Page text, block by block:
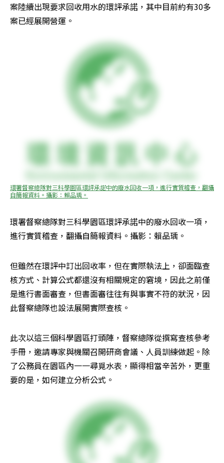
案陸續出現要求回收用水的環評承諾，其中目前約有30多
案已經展開營運。
環署督察總隊對三科學園區環評承諾中的廢水回收一項，進行實質稽查，翻攝
自簡報資料。攝影：賴品瑀。
環署督察總隊對三科學園區環評承諾中的廢水回收一項，
進行實質稽查，翻攝自簡報資料。攝影：賴品瑀。
但雖然在環評中訂出回收率，但在實際執法上，卻面臨查
核方式、計算公式都還沒有相關規定的窘境，因此之前僅
是進行書面審查，但書面審往往有與事實不符的狀況，因
此督察總隊也設法展開實際查核。
此次以這三個科學園區打頭陣，督察總隊從撰寫查核參考
手冊，邀請專家與機關召開研商會議、人員訓練做起。除
了公務員在園區內一一尋覓水表，顯得相當辛苦外，更重
要的是，如何建立分析公式。